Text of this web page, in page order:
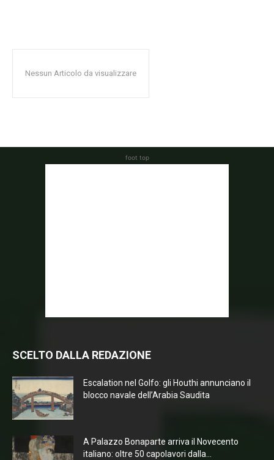
Nessun Articolo da visualizzare
foot top
SCELTO DALLA REDAZIONE
Escalation nel Golfo: gli Houthi annunciano il
blocco navale dell’Arabia Saudita
A Palazzo Bonaparte arriva il Novecento
italiano: oltre 50 capolavori dalla...